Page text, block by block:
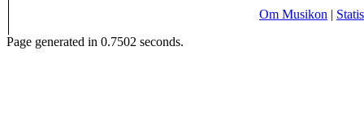
Om Musikon |
Page generated in 0.7502 seconds.